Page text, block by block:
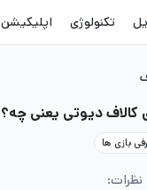
تکنولوژی
کالاف دیوتی یعنی
بازی ها
نظرات: